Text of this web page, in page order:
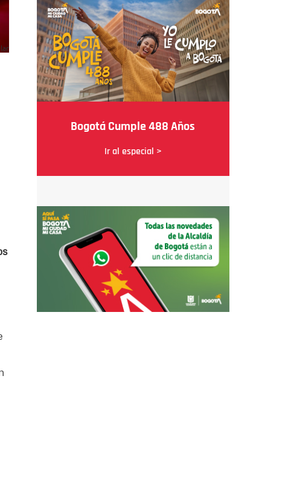
Bogotá Cumple 488 Años
Ir al especial >